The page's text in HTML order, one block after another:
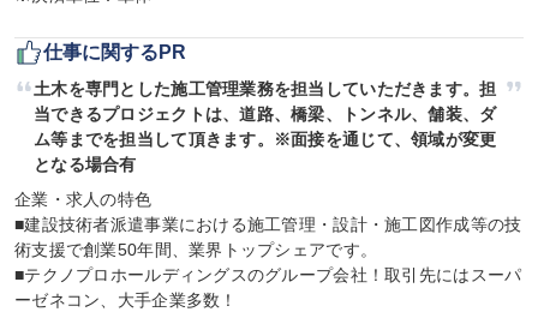
仕事に関するPR
土木を専門とした施工管理業務を担当していただきます。担
当できるプロジェクトは、道路、橋梁、トンネル、舗装、ダ
ム等までを担当して頂きます。※面接を通じて、領域が変更
となる場合有
企業・求人の特色
■建設技術者派遣事業における施工管理・設計・施工図作成等の技
術支援で創業50年間、業界トップシェアです。
■テクノプロホールディングスのグループ会社！取引先にはスーパ
ーゼネコン、大手企業多数！